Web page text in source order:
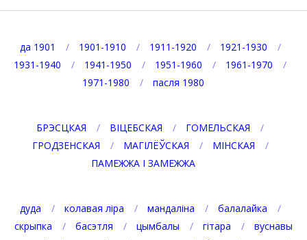
08-
да 1901
1901-1910 1911-1920
1921-1930
1931-1940
1941-1950 1951-1960
1961-1970
1971-1980
пасля 1980
БРЭСЦКАЯ ВІЦЕБСКАЯ
ГОМЕЛЬСКАЯ
ГРОДЗЕНСКАЯ
МАГІЛЁЎСКАЯ
МІНСКАЯ
ПАМЕЖЖА І ЗАМЕЖЖА
дуда колавая ліра мандаліна
балалайка
скрыпка
басэтля цымбалы гітара
вуснавы